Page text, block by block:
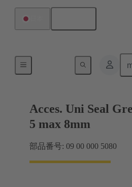
ケーブルグランド
Acces. Uni Seal
5 max 8mm
部品番号: 09 00 000 5080